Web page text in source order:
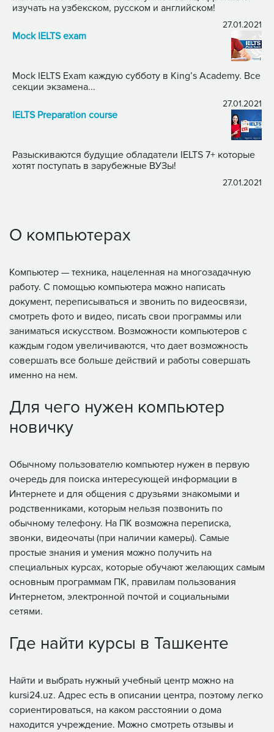
изучать на узбекском, русском и английском!
27.01.2021
Mock IELTS exam
Mock IELTS Exam каждую субботу в King’s Academy. Все
секции экзамена...
27.01.2021
IELTS Preparation course
Разыскиваются будущие обладатели IELTS 7+ которые
хотят поступать в зарубежные ВУЗы!
27.01.2021
О компьютерах
Компьютер — техника, нацеленная на многозадачную
работу. С помощью компьютера можно написать
документ, переписываться и звонить по видеосвязи,
смотреть фото и видео, писать свои программы или
заниматься искусством. Возможности компьютеров с
каждым годом увеличиваются, что дает возможность
совершать все больше действий и работы совершать
именно на нем.
Для чего нужен компьютер
новичку
Обычному пользователю компьютер нужен в первую
очередь для поиска интересующей информации в
Интернете и для общения с друзьями знакомыми и
родственниками, которым нельзя позвонить по
обычному телефону. На ПК возможна переписка,
звонки, видеочаты (при наличии камеры). Самые
простые знания и умения можно получить на
специальных курсах, которые обучают желающих самым
основным программам ПК, правилам пользования
Интернетом, электронной почтой и социальными
сетями.
Где найти курсы в Ташкенте
Найти и выбрать нужный учебный центр можно на
kursi24.uz. Адрес есть в описании центра, поэтому легко
сориентироваться, на каком расстоянии о дома
находится учреждение. Можно смотреть отзывы и